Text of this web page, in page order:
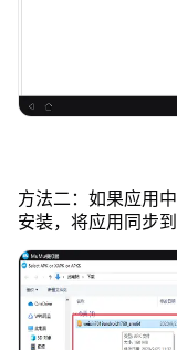
方法二：如果应用
安装，将应用同步到